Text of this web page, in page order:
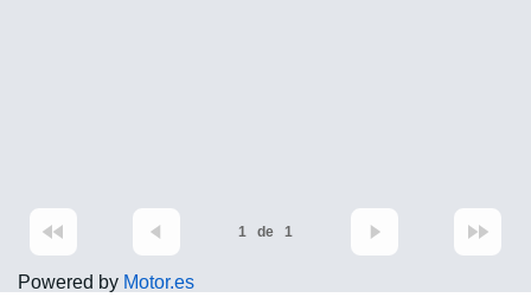
1 de 1
Powered by Motor.es